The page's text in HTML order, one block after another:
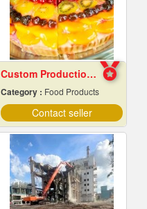
Custom Production of Jam and Fruit Sauces
Category : Food Products
Contact seller